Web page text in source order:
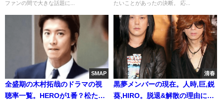
ファンの間で大きな話題に...
たいことがあったの決断。 応...
SMAP
全盛期の木村拓哉のドラマの視
聴率一覧。HEROが1番？松たか
清春
黒夢メンバーの現在。人時,巨,鋭
葵,HIRO。脱退&解散の理由に借